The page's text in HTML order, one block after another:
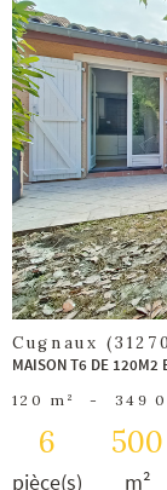
Cugnaux
MAISON T6 DE 120M2
120 m² - 349
6
pièce(s)
500
m²